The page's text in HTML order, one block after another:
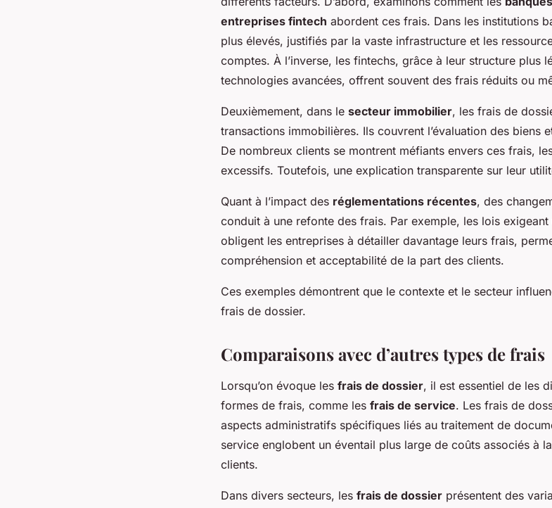
entreprises fintech abordent ces frais. Dans les institutions
plus élevés, justifiés par la vaste infrastructure et les
comptes. À l’inverse, les fintechs, grâce à leur structure plus
technologies avancées, offrent souvent des frais réduits ou
Deuxièmement, dans le secteur immobilier, les frais de
transactions immobilières. Ils couvrent l’évaluation des biens
De nombreux clients se montrent méfiants envers ces frais,
excessifs. Toutefois, une explication transparente sur leur
Quant à l’impact des réglementations récentes, des
conduit à une refonte des frais. Par exemple, les lois
obligent les entreprises à détailler davantage leurs frais,
compréhension et acceptabilité de la part des clients.
Ces exemples démontrent que le contexte et le secteur
frais de dossier.
Comparaisons avec d’autres types de frais
Lorsqu’on évoque les frais de dossier, il est essentiel de les
formes de frais, comme les frais de service. Les frais de
aspects administratifs spécifiques liés au traitement de
service englobent un éventail plus large de coûts associés à
clients.
Dans divers secteurs, les frais de dossier présentent des